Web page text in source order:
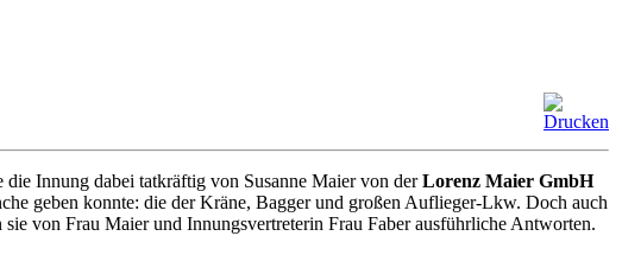
die Innung dabei tatkräftig von Susanne Maier von derLorenz Maier GmbH
geben konnte: die der Kräne, Bagger und großen Auflieger-Lkw. Doch auch
von Frau Maier und Innungsvertreterin Frau Faber ausführliche Antworten.